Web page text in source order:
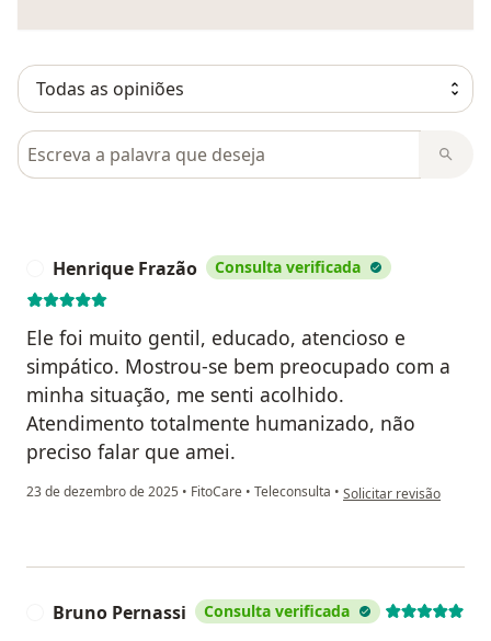
Pesquisar em opiniões
Henrique Frazão Consulta verificada
Ele foi muito gentil, educado, atencioso e
simpático. Mostrou-se bem preocupado com a
minha situação, me senti acolhido.
Atendimento totalmente humanizado, não
preciso falar que amei.
23 de dezembro de 2025 • FitoCare • Teleconsulta • na opinião do utilizador
Solicitar revisão
Bruno Pernassi Consulta verificada